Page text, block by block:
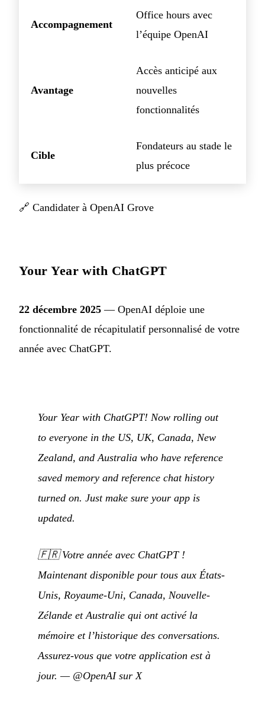
Accompagnement
Office hours avec
l’équipe OpenAI
Avantage
Accès anticipé aux
nouvelles
fonctionnalités
Cible
Fondateurs au stade le
plus précoce
🔗 Candidater à OpenAI Grove
Your Year with ChatGPT
22 décembre 2025 — OpenAI déploie une
fonctionnalité de récapitulatif personnalisé de votre
année avec ChatGPT.
Your Year with ChatGPT! Now rolling out
to everyone in the US, UK, Canada, New
Zealand, and Australia who have reference
saved memory and reference chat history
turned on. Just make sure your app is
updated.
🇫🇷Votre année avec ChatGPT !
Maintenant disponible pour tous aux États-
Unis, Royaume-Uni, Canada, Nouvelle-
Zélande et Australie qui ont activé la
mémoire et l’historique des conversations.
Assurez-vous que votre application est à
jour. — @OpenAI sur X